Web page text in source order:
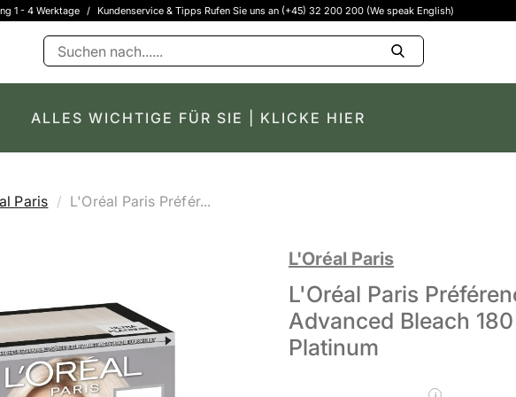
1 - 4 Werktage / Kundenservice & Tipps Rufen Sie uns an (+45) 32 200 200 (We speak English)
ALLES WICHTIGE FÜR SIE | KLICKE HIER
Paris L'Oréal Paris Préfér...
L'Oréal Paris
L'Oréal Paris
Advanced Bleach
Platinum
i